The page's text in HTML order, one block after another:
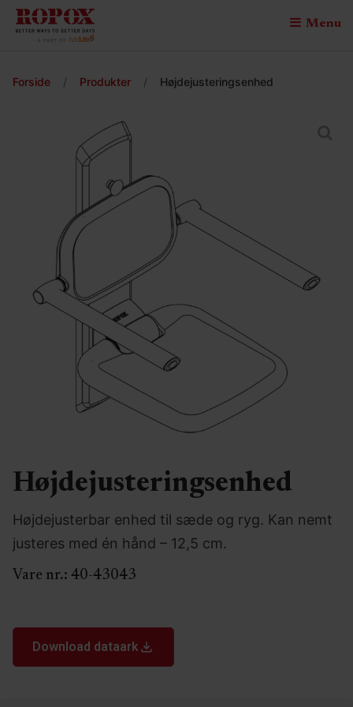
Menu
Forside / Produkter / Højdejusteringsenhed
Højdejusteringsenhed
Højdejusterbar enhed til sæde og ryg. Kan nemt
justeres med én hånd – 12,5 cm.
Vare nr.: 40-43043
Download dataark